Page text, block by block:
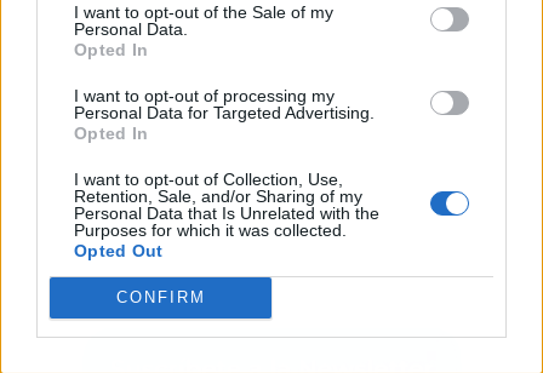
I want to opt-out of the Sale of my
Personal Data.
Opted In
I want to opt-out of processing my
Personal Data for Targeted Advertising.
Opted In
I want to opt-out of Collection, Use,
Retention, Sale, and/or Sharing of my
Personal Data that Is Unrelated with the
Purposes for which it was collected.
Opted Out
CONFIRM